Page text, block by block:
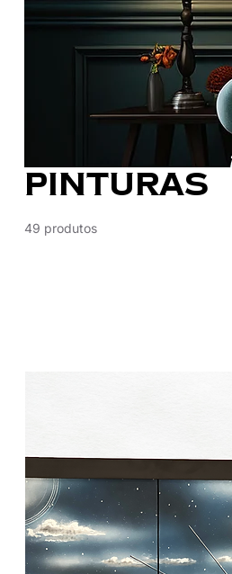
Pinturas
49 produtos